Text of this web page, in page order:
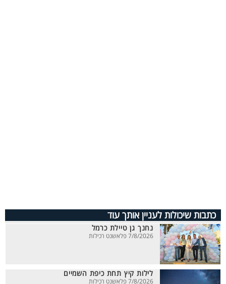
כתבות שיכולות לעניין אותך עוד
נחנך גן טיילת כרמל
7/8/2026 פלאשנט רכילות
לילות קיץ תחת כיפת השמיים
7/8/2026 פלאשנט רכילות